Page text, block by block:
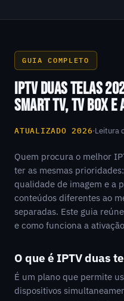
GUIA COMPLETO
IPTV DUAS TELAS
SMART TV, TV BOX E
ATUALIZADO 2026·Leitura
Quem procura o melhor
ter as mesmas
qualidade de imagem e a
conteúdos diferentes ao
separadas. Este guia
e como funciona a
O que é IPTV duas
É um plano que permite
dispositivos